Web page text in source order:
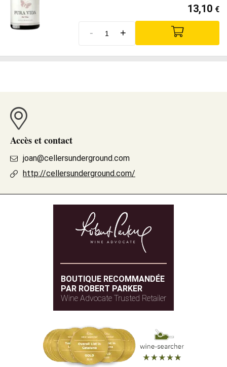
13,10 €
- +
Accès et contact
joan@cellersunderground.com
http://cellersunderground.com/
BOUTIQUE RECOMMANDÉE
PAR ROBERT PARKER
Wine Advocate Trusted Retailer